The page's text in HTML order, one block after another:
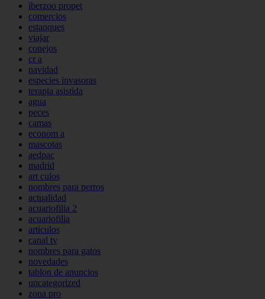
iberzoo propet
comercios
estanques
viajar
conejos
cr a
navidad
especies invasoras
terapia asistida
agua
peces
camas
econom a
mascotas
aedpac
madrid
art culos
nombres para perros
actualidad
acuariofilia 2
acuariofilia
articulos
canal tv
nombres para gatos
novedades
tablon de anuncios
uncategorized
zona pro